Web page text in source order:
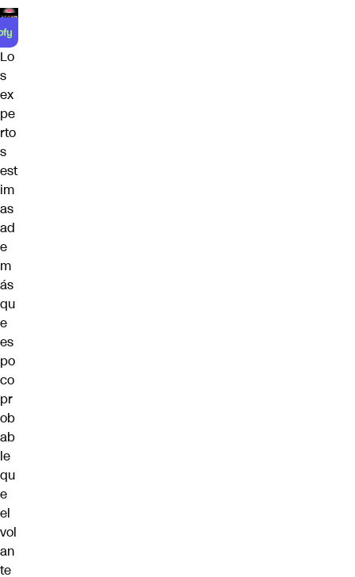
Lo
s
ex
pe
rto
s
est
im
as
ad
e
m
ás
qu
e
es
po
co
pr
ob
ab
le
qu
e
el
vol
an
te